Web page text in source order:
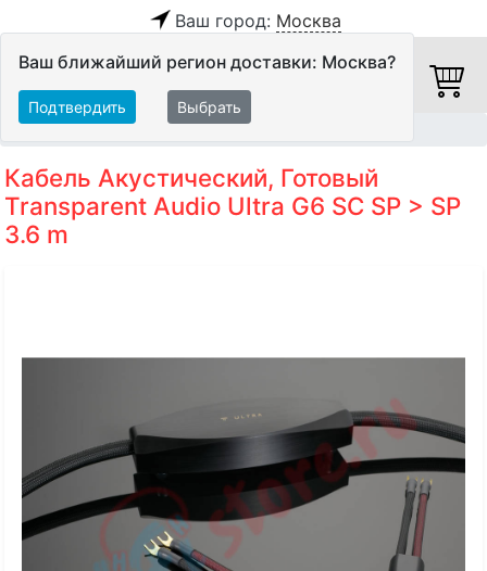
Ваш город: Москва
Ваш ближайший регион доставки: Москва?
Подтвердить Выбрать
Кабель Акустический, Готовый
Transparent Audio Ultra G6 SC SP > SP
3.6 m